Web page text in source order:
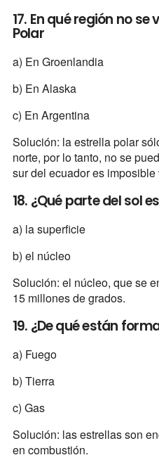
17. En qué región no
Polar
a) En Groenlandia
b) En Alaska
c) En Argentina
Solución: la estrella polar
norte, por lo tanto, no se
sur del ecuador es imposible
18. ¿Qué parte del sol
a) la superficie
b) el núcleo
Solución: el núcleo, que se
15 millones de grados.
19. ¿De qué están
a) Fuego
b) Tierra
c) Gas
Solución: las estrellas son
en combustión.